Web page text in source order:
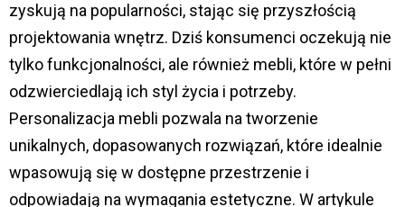
zyskują na popularności, stając się przyszłością
projektowania wnętrz. Dziś konsumenci oczekują nie
tylko funkcjonalności, ale również mebli, które w pełni
odzwierciedlają ich styl życia i potrzeby.
Personalizacja mebli pozwala na tworzenie
unikalnych, dopasowanych rozwiązań, które idealnie
wpasowują się w dostępne przestrzenie i
odpowiadają na wymagania estetyczne. W artykule